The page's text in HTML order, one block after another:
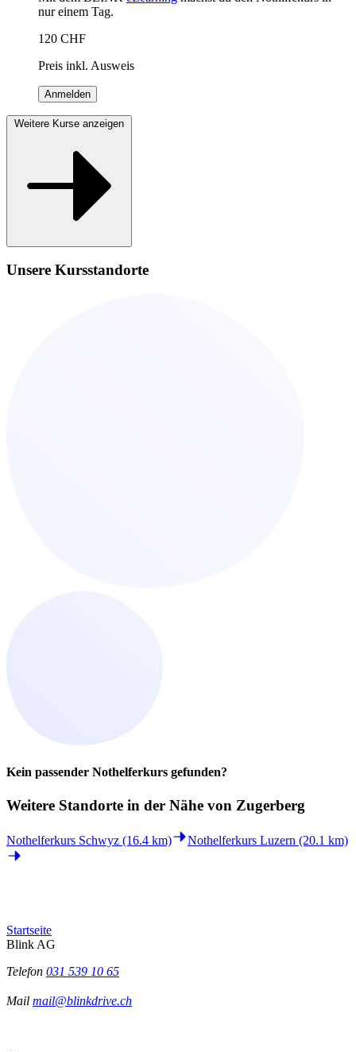
nur einem Tag.
120 CHF
Preis inkl. Ausweis
Anmelden
Weitere Kurse anzeigen
Unsere Kursstandorte
Kein passender Nothelferkurs gefunden?
Weitere Standorte in der Nähe von Zugerberg
Nothelferkurs Schwyz (16.4 km) Nothelferkurs Luzern (20.1 km)
Startseite
Blink AG
Telefon 031 539 10 65
Mail mail@blinkdrive.ch